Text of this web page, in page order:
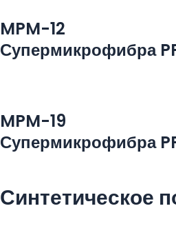
MPM-12
Супермикрофибра
MPM-19
Супермикрофибра
Синтетическое